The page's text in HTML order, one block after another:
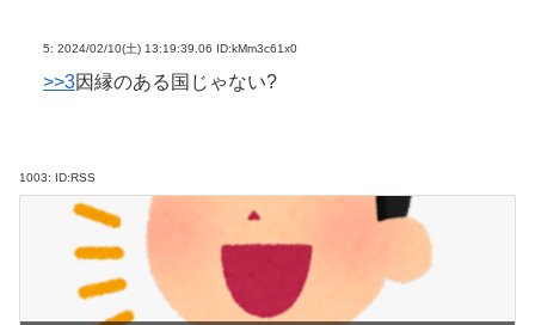
5: 2024/02/10(土) 13:19:39.06 ID:kMm3c61x0
>>3因縁のある国じゃない?
1003: ID:RSS